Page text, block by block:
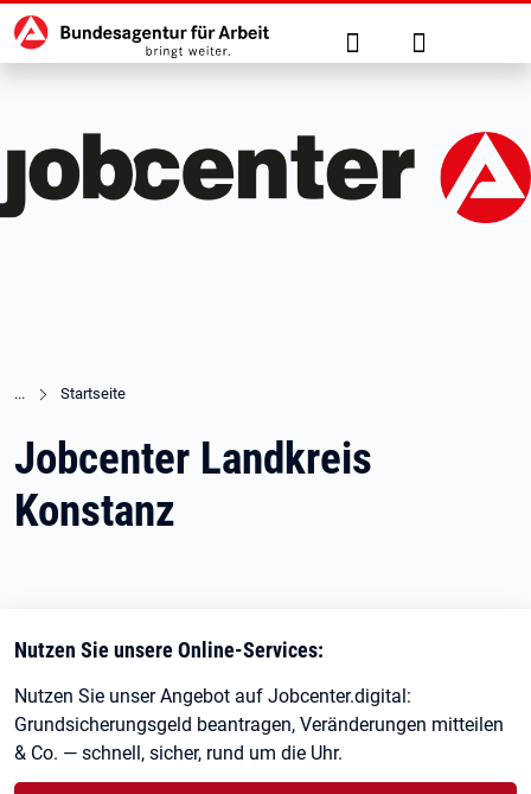
zu den Hauptinhalten springen
Hauptnavigation Suche Anmelden
Startseite
Jobcenter Landkreis
Konstanz
Nutzen Sie unsere Online-Services:
Nutzen Sie unser Angebot auf Jobcenter.digital:
Grundsicherungsgeld beantragen, Veränderungen mitteilen
& Co. — schnell, sicher, rund um die Uhr.